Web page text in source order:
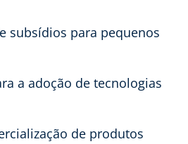
subsídios para pequenos
a adoção de tecnologias
de produtos